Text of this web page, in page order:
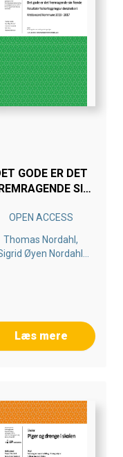
GODE ER DET
SIN
OPEN ACCESS
Thomas Nordahl,
Øyen Nordahl,
Læs mere